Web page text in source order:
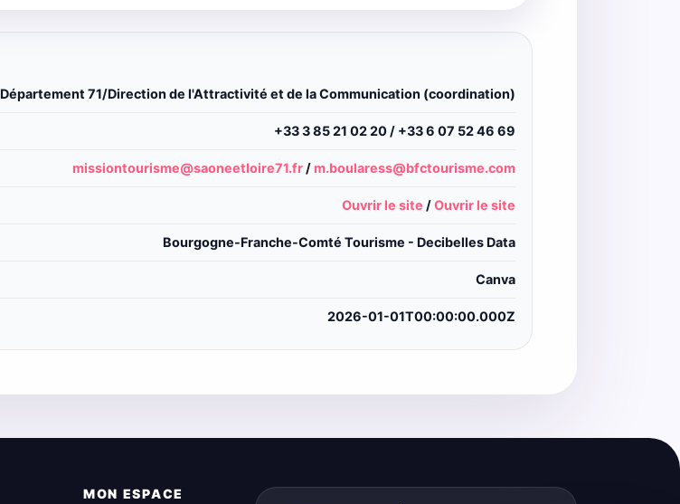
Département 71/Direction de l'Attractivité et de la Communication (coordination)
+33 3 85 21 02 20 / +33 6 07 52 46 69
missiontourisme@saoneetloire71.fr / m.boularess@bfctourisme.com
Ouvrir le site /Ouvrir le site
Bourgogne-Franche-Comté Tourisme - Decibelles Data
Canva
2026-01-01T00:00:00.000Z
MON ESPACE